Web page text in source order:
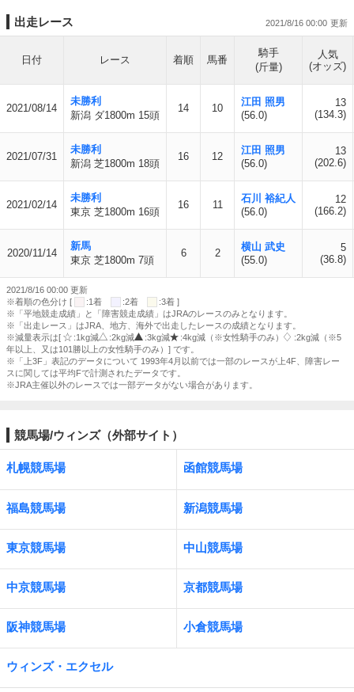
出走レース 2021/8/16 00:00
日付 レース 着順 馬番
騎手
(斤量)
人気
(オッズ)
2021/08/14
未勝利
新潟 ダ1800m 15頭
14 10
江田 照男
(56.0)
13
(134.3)
2021/07/31
未勝利
新潟 芝1800m 18頭
16 12
江田 照男
(56.0)
13
(202.6)
2021/02/14
未勝利
東京 芝1800m 16頭
16 11
石川 裕紀人
(56.0)
12
(166.2)
2020/11/14
新馬
東京 芝1800m 7頭
6 2
横山 武史
(55.0)
5
(36.8)
2021/8/16 00:00 更新
※着順の色分け [
:1着 :2着
:3着 ]
※「平地競走成績」と「障害競走成績」はJRAのレースのみとなります。
※「出走レース」はJRA、地方、海外で出走したレースの成績となります。
※減量表示は[
:1kg減 :2kg減 :3kg減 :4kg減（※女性騎手のみ）
:2kg減（※5
年以上、又は101勝以上の女性騎手のみ）] です。
※「上3F」表記のデータについて 1993年4月以前では一部のレースが上4F、障害レー
スに関しては平均Fで計測されたデータです。
※JRA主催以外のレースでは一部データがない場合があります。
競馬場/ウィンズ（外部サイト）
札幌競馬場 函館競馬場
福島競馬場 新潟競馬場
東京競馬場 中山競馬場
中京競馬場 京都競馬場
阪神競馬場 小倉競馬場
ウィンズ・エクセル